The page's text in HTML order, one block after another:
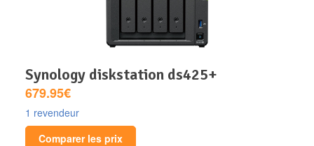
synology diskstation ds425+
679.95€
1 revendeur
Comparer les prix